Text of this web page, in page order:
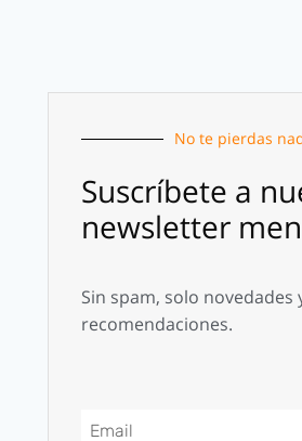
No te pierdas
Suscríbete a
newsletter
Sin spam, solo novedades
recomendaciones.